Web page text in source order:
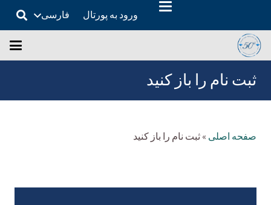
ورود به پورتال فارسی
ثبت نام را باز کنید
صفحه اصلی »ثبت نام را باز کنید